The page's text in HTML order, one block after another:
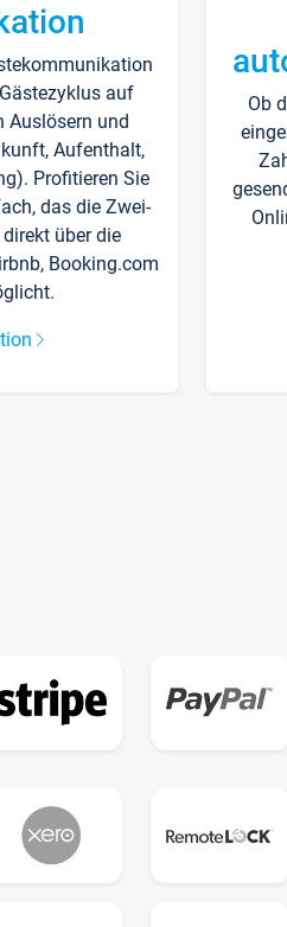
auf
Auslösern und
Aufenthalt,
Profitieren Sie
das die Zwei-
über die
Booking.com
Ob